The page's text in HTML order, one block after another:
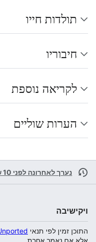
תולדות חייו
חיבוריו
לקריאה נוספת
הערות שוליים
נערך לאחרונה לפני 10 שנים
ויקישיבה
התוכן זמין לפי תנאי
אלא אם נאמר אחרת.